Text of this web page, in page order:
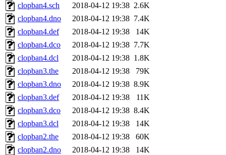
clopban4.sch
2018-04-12 19:38 2.6K
clopban4.dno
2018-04-12 19:38 7.4K
clopban4.def
2018-04-12 19:38
14K
clopban4.dco
2018-04-12 19:38 7.7K
clopban4.dcl
2018-04-12 19:38 1.8K
clopban3.the
2018-04-12 19:38
79K
clopban3.dno
2018-04-12 19:38 8.9K
clopban3.def
2018-04-12 19:38
11K
clopban3.dco
2018-04-12 19:38 8.4K
clopban3.dcl
2018-04-12 19:38
14K
clopban2.the
2018-04-12 19:38
60K
clopban2.dno
2018-04-12 19:38
14K